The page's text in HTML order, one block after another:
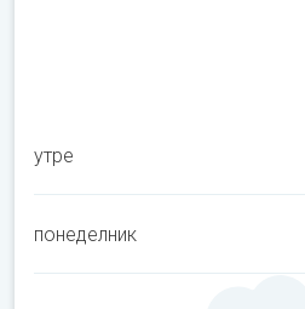
утре
понеделник